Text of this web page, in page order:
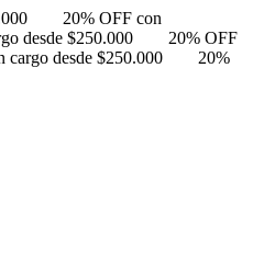
20% OFF con
desde $250.000
20% OFF
cargo desde $250.000
20%